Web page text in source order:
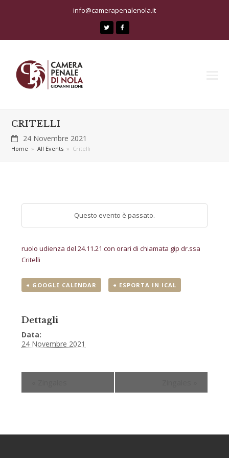
info@camerapenalenola.it
Twitter
CRITELLI
24 Novembre 2021
Home » All Events » Critelli
Questo evento è passato.
ruolo udienza del 24.11.21 con orari di chiamata gip dr.ssa
Critelli
+ GOOGLE CALENDAR + ESPORTA IN ICAL
Dettagli
Data:
24 Novembre 2021